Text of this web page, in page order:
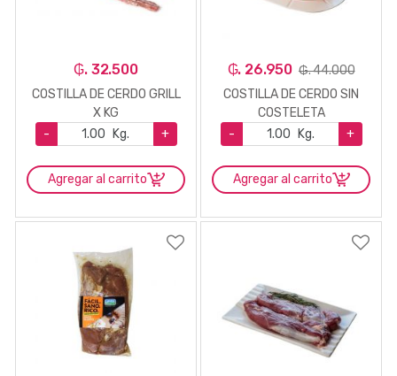
₲. 32.500
COSTILLA DE CERDO GRILL
X KG
-
Kg. +
Agregar al carrito
₲. 26.950 ₲. 44.000
COSTILLA DE CERDO SIN
COSTELETA
-
Kg. +
Agregar al carrito